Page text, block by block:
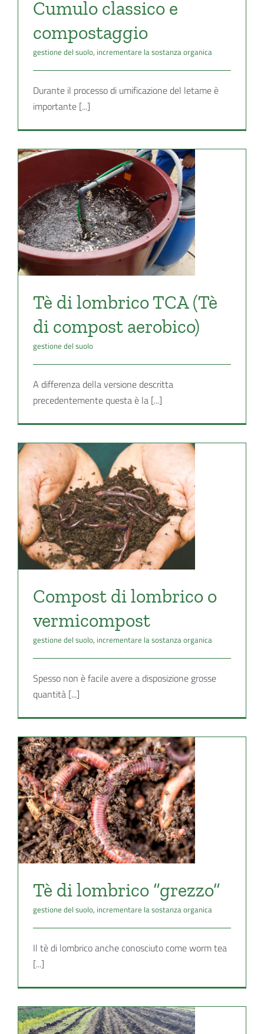
Cumulo classico e
compostaggio
gestione del suolo, incrementare la sostanza organica
Durante il processo di umificazione del letame è
importante [...]
Tè di lombrico TCA (Tè
di compost aerobico)
gestione del suolo
A differenza della versione descritta
precedentemente questa è la [...]
Compost di lombrico o
vermicompost
gestione del suolo, incrementare la sostanza organica
Spesso non è facile avere a disposizione grosse
quantità [...]
Tè di lombrico “grezzo”
gestione del suolo, incrementare la sostanza organica
Il tè di lombrico anche conosciuto come worm tea
[...]